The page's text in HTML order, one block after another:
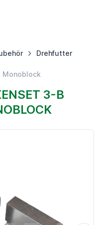
Drehfutter
Monoblock
3-B